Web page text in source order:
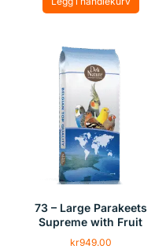
73 – Large Parakeets
Supreme with Fruit
kr949.00